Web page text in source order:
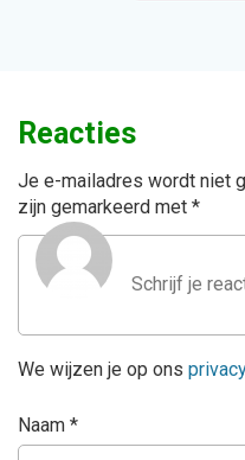
Reacties
Je e-mailadres wordt niet
zijn gemarkeerd met *
We wijzen je op ons
Naam *